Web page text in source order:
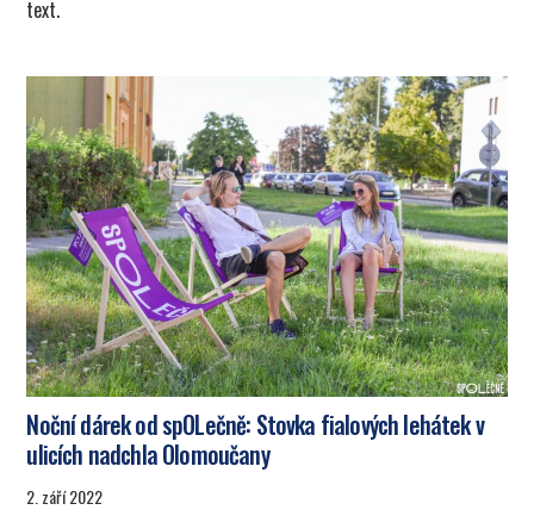
text.
Noční dárek od spOLečně: Stovka fialových lehátek v
ulicích nadchla Olomoučany
2. září 2022